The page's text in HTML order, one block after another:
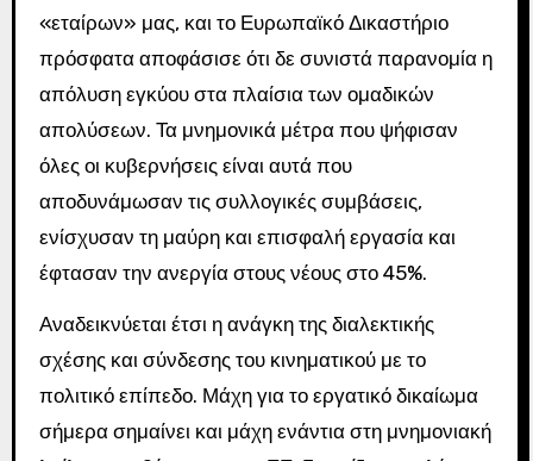
«εταίρων» μας, και το Ευρωπαϊκό Δικαστήριο
πρόσφατα αποφάσισε ότι δε συνιστά παρανομία η
απόλυση εγκύου στα πλαίσια των ομαδικών
απολύσεων. Τα μνημονικά μέτρα που ψήφισαν
όλες οι κυβερνήσεις είναι αυτά που
αποδυνάμωσαν τις συλλογικές συμβάσεις,
ενίσχυσαν τη μαύρη και επισφαλή εργασία και
έφτασαν την ανεργία στους νέους στο 45%.
Αναδεικνύεται έτσι η ανάγκη της διαλεκτικής
σχέσης και σύνδεσης του κινηματικού με το
πολιτικό επίπεδο. Μάχη για το εργατικό δικαίωμα
σήμερα σημαίνει και μάχη ενάντια στη μνημονιακή